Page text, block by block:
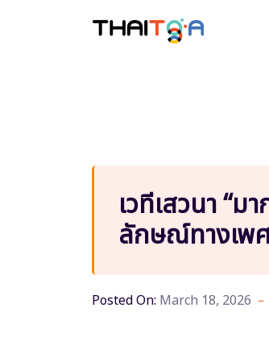
เวทีเสวนา “
ลักษณ์ทางเพ
Posted On: March 18, 2026